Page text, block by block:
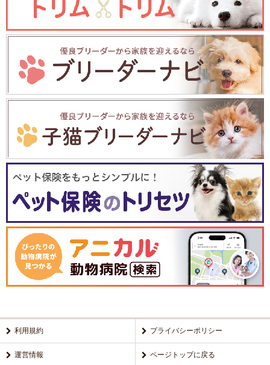
利用規約 プライバシーポリシー
運営情報 ページトップに戻る